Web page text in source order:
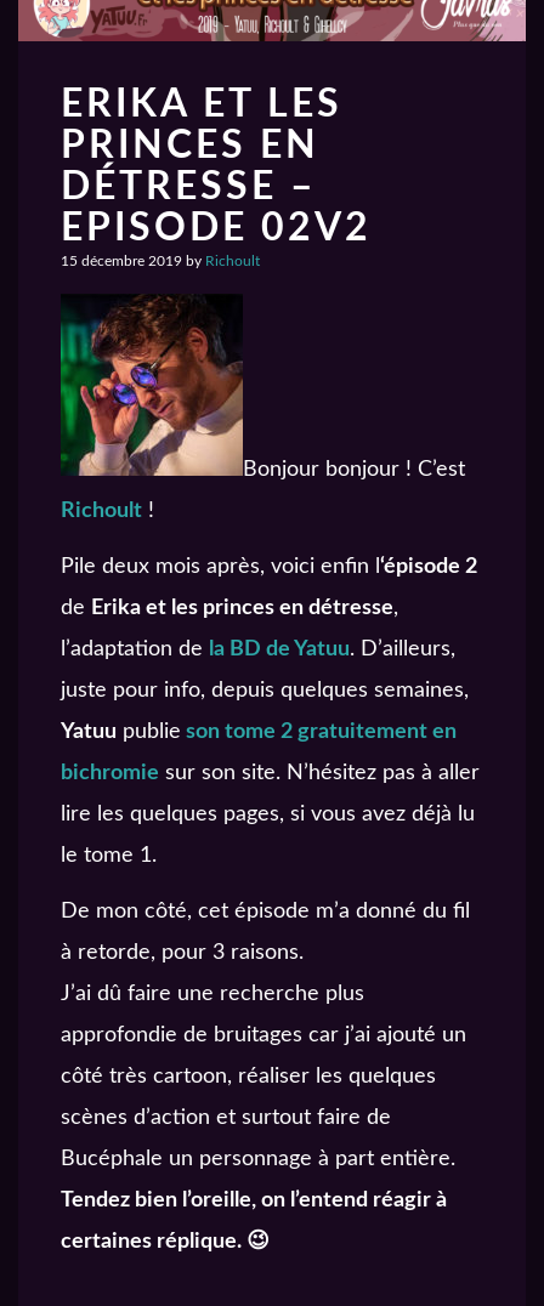
ERIKA ET LES
PRINCES EN
DÉTRESSE –
EPISODE 02V2
15 décembre 2019 by Richoult
Bonjour bonjour ! C’est
Richoult !
Pile deux mois après, voici enfin l ‘épisode 2
de Erika et les princes en détresse,
l’adaptation de la BD de Yatuu. D’ailleurs,
juste pour info, depuis quelques semaines,
Yatuu publie son tome 2 gratuitement en
bichromie sur son site. N’hésitez pas à aller
lire les quelques pages, si vous avez déjà lu
le tome 1.
De mon côté, cet épisode m’a donné du fil
à retorde, pour 3 raisons.
J’ai dû faire une recherche plus
approfondie de bruitages car j’ai ajouté un
côté très cartoon, réaliser les quelques
scènes d’action et surtout faire de
Bucéphale un personnage à part entière.
Tendez bien l’oreille, on l’entend réagir à
certaines réplique. 😉